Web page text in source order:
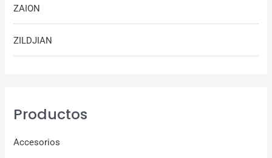
ZAION
ZILDJIAN
Productos
Accesorios